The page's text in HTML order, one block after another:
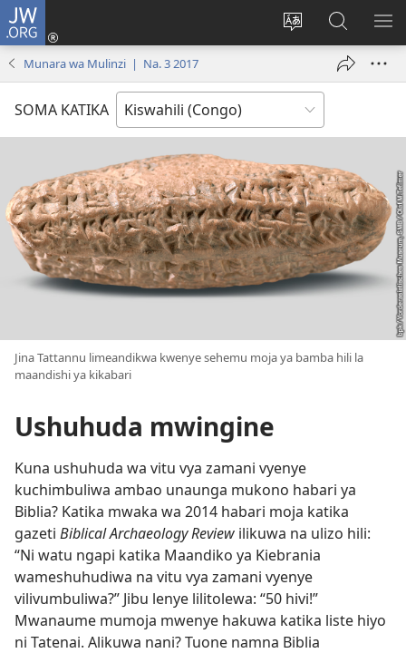
JW.ORG
Badili
adresi
Ingia
(opens
Tafuta
ku
JW.ORG
Munara wa Mulinzi | Na. 3 2017
SOMA KATIKA
Jina Tattannu limeandikwa kwenye sehemu moja ya bamba hili la
maandishi ya kikabari
Ushuhuda mwingine
Kuna ushuhuda wa vitu vya zamani vyenye
kuchimbuliwa ambao unaunga mukono habari ya
Biblia? Katika mwaka wa 2014 habari moja katika
gazeti Biblical Archaeology Review ilikuwa na ulizo hili:
“Ni watu ngapi katika Maandiko ya Kiebrania
wameshuhudiwa na vitu vya zamani vyenye
vilivumbuliwa?” Jibu lenye lilitolewa: “50 hivi!”
Mwanaume mumoja mwenye hakuwa katika liste hiyo
ni Tatenai. Alikuwa nani? Tuone namna Biblia